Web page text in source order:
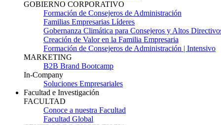
GOBIERNO CORPORATIVO
Formación de Consejeros de Administración
Familias Empresarias Líderes
Gobernanza Climática para Consejeros y Altos
Creación de Valor en la Familia Empresaria
Formación de Consejeros de Administración | Intensivo
MARKETING
B2B Brand Bootcamp
In-Company
Soluciones Empresariales
Facultad e Investigación
FACULTAD
Conoce a nuestra Facultad
Facultad Global